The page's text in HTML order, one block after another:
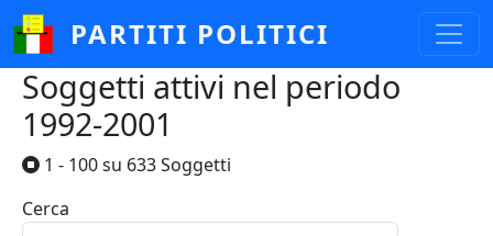
Salta al contenuto principale
PARTITI POLITICI
Soggetti attivi nel periodo
1992-2001
1 - 100 su 633 Soggetti
Cerca